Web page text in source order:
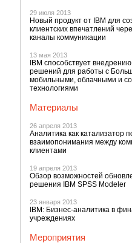
29 июля 2013
Новый продукт от IBM для
клиентских впечатлений
каналы коммуникации
13 мая 2013
IBM способствует
решений для работы с
мобильными, облачными и
технологиями
Материалы
26 апреля 2013
Аналитика как катализатор
взаимопонимания между
клиентами
19 апреля 2013
Обзор возможностей
решения IBM SPSS Modeler
23 января 2013
IBM: Бизнес-аналитика в
учреждениях
Мероприятия